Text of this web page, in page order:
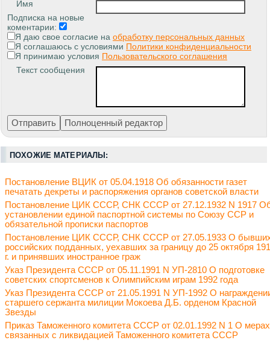
Имя
Подписка на новые
коментарии:
Я даю свое согласие на обработку персональных данных
Я соглашаюсь с условиями Политики конфиденциальности
Я принимаю условия Пользовательского соглашения
Текст сообщения
ПОХОЖИЕ МАТЕРИАЛЫ:
Постановление ВЦИК от 05.04.1918 Об обязанности газет
печатать декреты и распоряжения органов советской власти
Постановление ЦИК СССР, СНК СССР от 27.12.1932 N 1917
установлении единой паспортной системы по Союзу ССР и
обязательной прописки паспортов
Постановление ЦИК СССР, СНК СССР от 27.05.1933 О
российских подданных, уехавших за границу до 25 октября
г. и принявших иностранное граж
Указ Президента СССР от 05.11.1991 N УП-2810 О подготовке
советских спортсменов к Олимпийским играм 1992 года
Указ Президента СССР от 21.05.1991 N УП-1992 О
старшего сержанта милиции Мокоева Д.Б. орденом Красной
Звезды
Приказ Таможенного комитета СССР от 02.01.1992 N 1 О
связанных с ликвидацией Таможенного комитета СССР